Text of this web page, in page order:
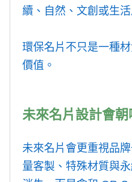
續、自然、文創或生活
環保名片不只是一種
價值。
未來名片設計會朝
未來名片會更重視品
量客製、特殊材質與